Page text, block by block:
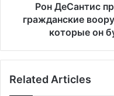
к
е
л
Рон ДеСантис
гражданские
которые он
Related Articles